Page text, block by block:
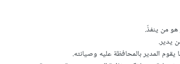
هو من ينفذّ.
يدير.
يقوم المدير بالمحافظة عليه وصيانته.